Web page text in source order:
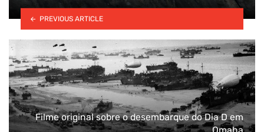
PREVIOUS ARTICLE
Filme original sobre o desembarque do Dia D em